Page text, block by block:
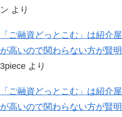
ン より
「ご融資どっとこむ」は紹介
が高いので関わらない方が賢明
3piece より
「ご融資どっとこむ」は紹介
が高いので関わらない方が賢明